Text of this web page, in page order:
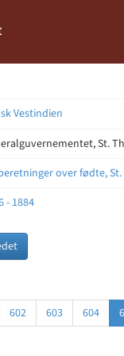
Vestindien
St.
over fødte, St.
- 1884
602 603 604